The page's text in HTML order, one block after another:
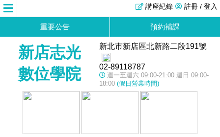
註冊 / 登入
講座紀錄
重要公告 預約補課
新店志光
數位學院
新北市新店區北新路二段191號
02-89118787
週一至週六 09:00-21:00 週日 09:00-
18:00 (假日營業時間)